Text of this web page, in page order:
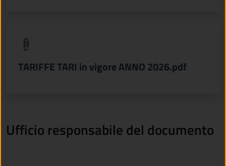
TARIFFE TARI in vigore ANNO 2026.pdf
(apre in un'altra scheda).
Ufficio responsabile del documento